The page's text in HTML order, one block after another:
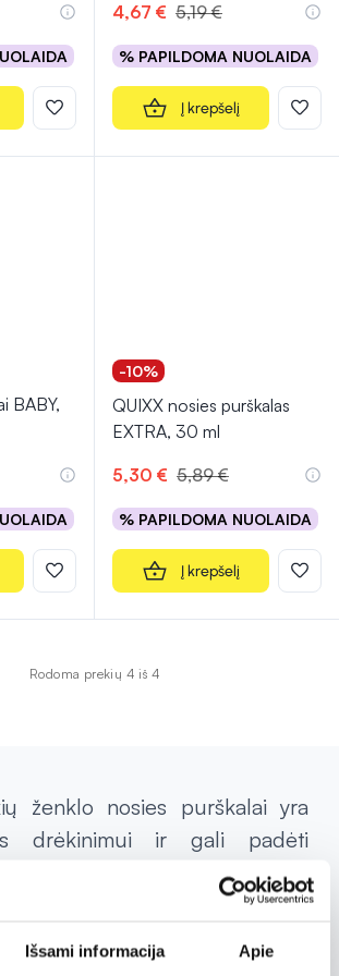
Išsami informacija Apie
4,67 € 5,19 €
% PAPILDOMA NUOLAIDA
Į krepšelį
BABY,
-10%
QUIXX nosies purškalas
EXTRA, 30 ml
5,30 € 5,89 €
% PAPILDOMA NUOLAIDA
Į krepšelį
Rodoma prekių 4 iš 4
ženklo nosies purškalai yra
drėkinimui ir gali padėti
nosies užgulimą. QUIXX
sudėtyje yra natūralaus jūros
vertingų mineralų ir
Natūrali priemonė gali